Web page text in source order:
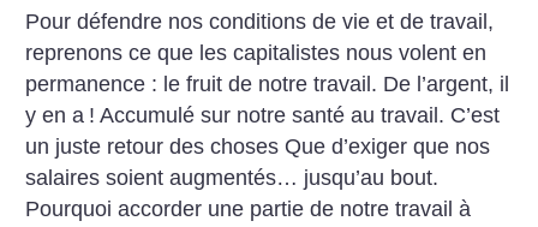
Pour défendre nos conditions de vie et de travail,
reprenons ce que les capitalistes nous volent en
permanence : le fruit de notre travail. De l’argent, il
y en a ! Accumulé sur notre santé au travail. C’est
un juste retour des choses Que d’exiger que nos
salaires soient augmentés… jusqu’au bout.
Pourquoi accorder une partie de notre travail à